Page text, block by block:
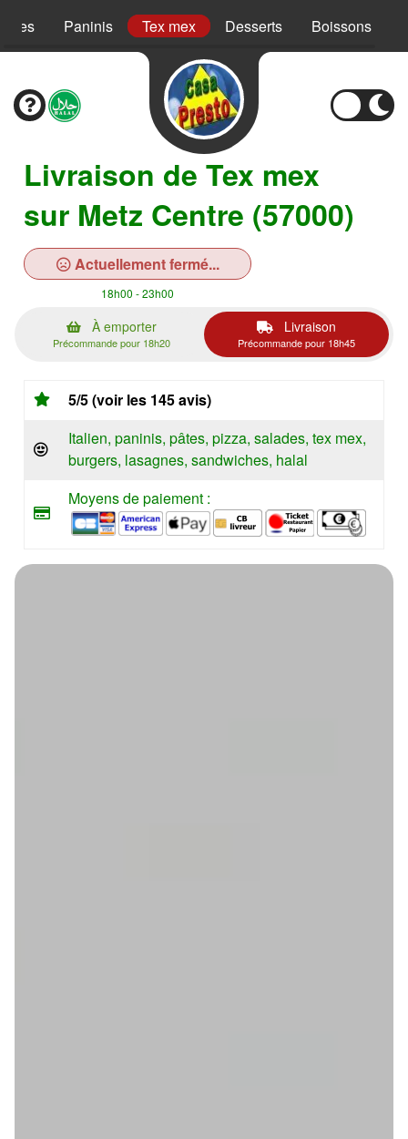
Paninis Tex mex Desserts Boissons
Livraison de Tex mex
sur Metz Centre (57000)
Actuellement fermé...
18h00 - 23h00
À emporter
Précommande pour 18h20
Livraison
Précommande pour 18h45
5/5 (voir les 145 avis)
Italien, paninis, pâtes, pizza, salades, tex mex,
burgers, lasagnes, sandwiches, halal
Moyens de paiement :